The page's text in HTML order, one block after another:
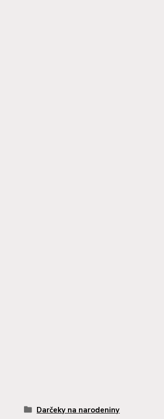
Darčeky na narodeniny